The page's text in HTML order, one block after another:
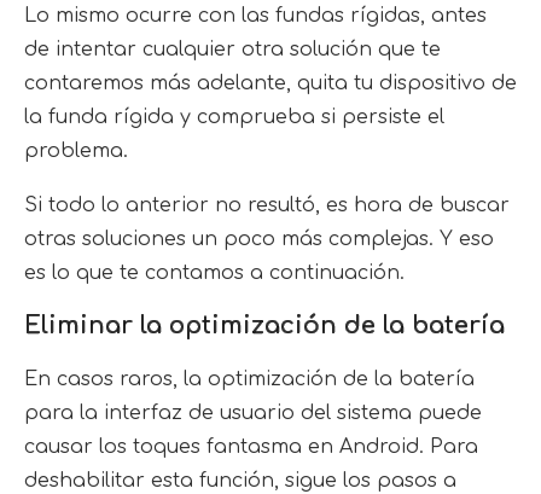
Lo mismo ocurre con las fundas rígidas, antes
de intentar cualquier otra solución que te
contaremos más adelante, quita tu dispositivo de
la funda rígida y comprueba si persiste el
problema.
Si todo lo anterior no resultó, es hora de buscar
otras soluciones un poco más complejas. Y eso
es lo que te contamos a continuación.
Eliminar la optimización de la batería
En casos raros, la optimización de la batería
para la interfaz de usuario del sistema puede
causar los toques fantasma en Android. Para
deshabilitar esta función, sigue los pasos a